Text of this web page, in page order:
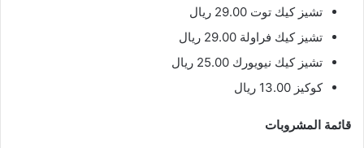
تشيز كيك توت 29.00 ريال
تشيز كيك فراولة 29.00 ريال
تشيز كيك نيويورك 25.00 ريال
كوكيز 13.00 ريال
قائمة المشروبات